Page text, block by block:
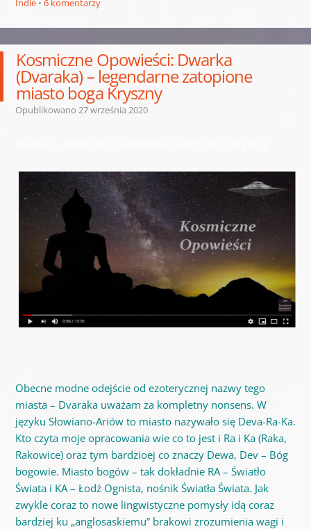
Kosmiczne Opowieści: Dwarka
(Dvaraka) – legendarne zatopione
miasto boga Kryszny
Opublikowano 27 września 2020
Obecne modne odejście od ezoterycznej nazwy tego
miasta – Dvaraka uważam za kompletny nonsens. W
języku Słowiano-Ariów to miasto nazywało się Deva-Ra-Ka.
Kto czyta moje opracowania wie co to jest i Ra i Ka (Raka,
Rakowice) oraz tym bardzioej co znaczy Dewa, Dev – Bóg
bogowie. Miasto bogów – tak dokładnie RA – Światło
Świata i KA – Łodź Ognista, nośnik Światła Świata. Jak
zwykle coraz to nowe lingwistyczne pomysły idą coraz
bardziej ku „anglosaskiemu” brakowi zrozumienia wagi i